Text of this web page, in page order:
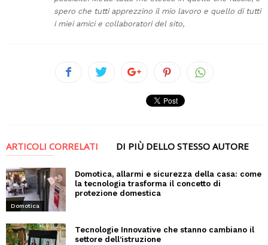
spero che tutti apprezzino il mio lavoro e quello di tutti
i miei amici e collaboratori del sito,
ARTICOLI CORRELATI DI PIÙ DELLO STESSO AUTORE
Domotica
Domotica, allarmi e sicurezza della casa: come
la tecnologia trasforma il concetto di
protezione domestica
Tecnologie Innovative che stanno cambiano il
settore dell’istruzione